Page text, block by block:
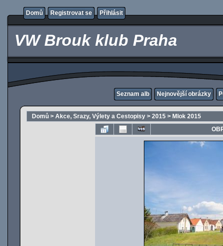
Domů Registrovat se Přihlásit
VW Brouk klub Praha
Seznam alb Nejnovější obrázky
Domů > Akce, Srazy, Výlety a Cestopisy > 2015 > Mlok 2015